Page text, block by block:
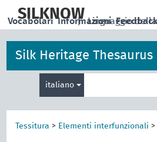
main
SILKNOW
| Linguaggio
Vocabolari Informazioni
Silk Heritage Thesaurus
italiano
per
la
Tessitura > Elementi interfunzionali >